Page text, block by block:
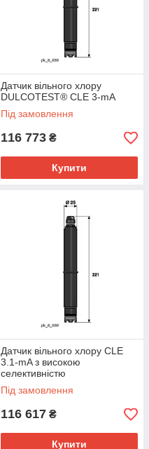
Датчик вільного хлору
DULCOTEST® CLE 3-mA
Під замовлення
116 773 ₴
Купити
Датчик вільного хлору CLE
3.1-mA з високою
селективністю
Під замовлення
116 617 ₴
Купити